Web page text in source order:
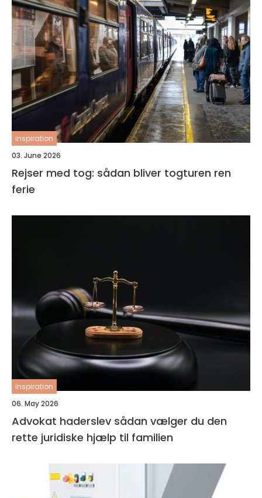
inspiration
03. June 2026
Rejser med tog: sådan bliver togturen ren
ferie
inspiration
06. May 2026
Advokat haderslev sådan vælger du den
rette juridiske hjælp til familien